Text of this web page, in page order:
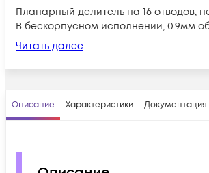
Планарный делитель на 16 отводов,
В бескорпусном исполнении, 0.9мм
Читать далее
Описание Характеристики